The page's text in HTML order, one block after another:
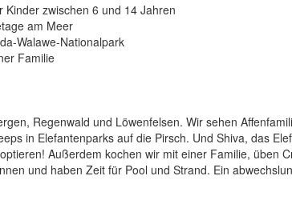
zwischen 6 und 14 Jahren
am Meer
Walawe-Nationalpark
Familie
– Elefantenherden und Affenbanden
Regenwald und Löwenfelsen. Wir sehen
in Elefantenparks auf die Pirsch. Und Shiva, das
Außerdem kochen wir mit einer Familie, üben
und haben Zeit für Pool und Strand. Ein